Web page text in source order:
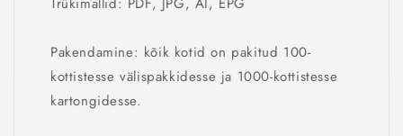
Pakendamine: kõik kotid on pakitud 100-
kottistesse välispakkidesse ja 1000-kottistesse
kartongidesse.